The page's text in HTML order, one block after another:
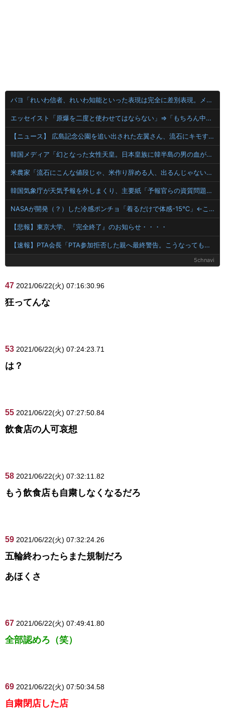
パヨ「れいわ信者、れいわ知能といった表現は完全に差別表現。メディアは放送禁止用語に指定するべき」
エッセイスト「原爆を二度と使わせてはならない」⇒「もちろん中国の核も非難する？」⇒「中国の核は綺麗な核！」
【ニュース】 広島記念公園を追い出された左翼さん、流石にキモすぎて炎上
韓国メディア「幻となった女性天皇。日本皇族に韓半島の男の血が入る可能性がゼロに・・・」
米農家「流石にこんな値段じゃ、米作り辞める人、出るんじゃないかなあ？？」
韓国気象庁が天気予報を外しまくり、主要紙「予報官らの資質問題」と酷評
NASAが開発（？）した冷感ポンチョ「着るだけで体感-15℃」←これ
【悲報】東京大学、『完全終了』のお知らせ・・・・
【速報】PTA会長「PTA参加拒否した親へ最終警告。こうなってもいい？」問題になりすぎて即撤回
5chnavi
47 2021/06/22(火) 07:16:30.96
狂ってんな
53 2021/06/22(火) 07:24:23.71
は？
55 2021/06/22(火) 07:27:50.84
飲食店の人可哀想
58 2021/06/22(火) 07:32:11.82
もう飲食店も自粛しなくなるだろ
59 2021/06/22(火) 07:32:24.26
五輪終わったらまた規制だろ
あほくさ
67 2021/06/22(火) 07:49:41.80
全部認めろ（笑）
69 2021/06/22(火) 07:50:34.58
自粛閉店した店